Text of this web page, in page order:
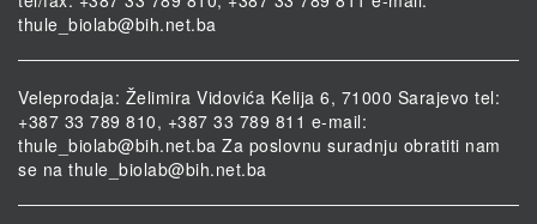
thule_biolab@bih.net.ba
Veleprodaja: Želimira Vidovića Kelija 6, 71000 Sarajevo tel:
+387 33 789 810, +387 33 789 811 e-mail:
thule_biolab@bih.net.ba Za poslovnu suradnju obratiti nam
se na thule_biolab@bih.net.ba